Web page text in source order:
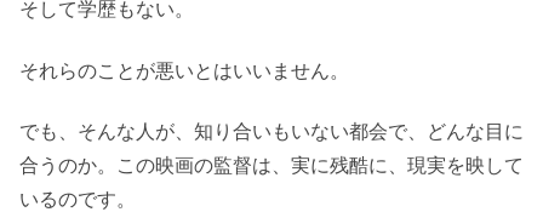
そして学歴もない。
それらのことが悪いとはいいません。
でも、そんな人が、知り合いもいない都会で、どんな目に
合うのか。この映画の監督は、実に残酷に、現実を映して
いるのです。